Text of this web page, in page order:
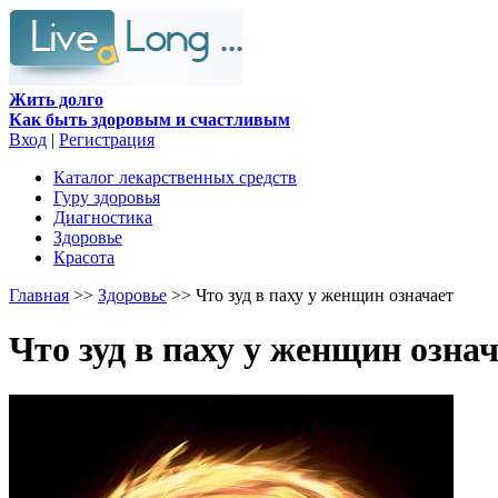
Жить долго
Как быть здоровым и счастливым
Вход | Регистрация
Каталог лекарственных средств
Гуру здоровья
Диагностика
Здоровье
Красота
Главная >> Здоровье >> Что зуд в паху у женщин означает
Что зуд в паху у женщин